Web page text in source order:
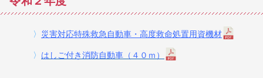
〉 災害対応特殊救急自動車・高度救命処置用資機材
〉 はしご付き消防自動車（４０ｍ）